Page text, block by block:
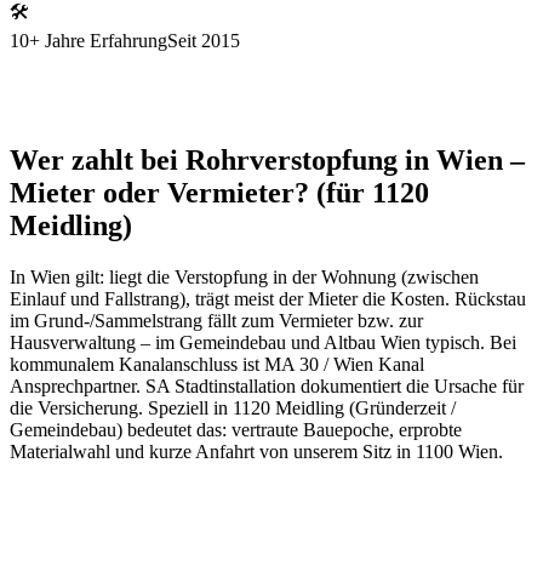
🛠
10+ Jahre ErfahrungSeit 2015
Wer zahlt bei Rohrverstopfung in Wien –
Mieter oder Vermieter? (für 1120
Meidling)
In Wien gilt: liegt die Verstopfung in der Wohnung (zwischen
Einlauf und Fallstrang), trägt meist der Mieter die Kosten. Rückstau
im Grund-/Sammelstrang fällt zum Vermieter bzw. zur
Hausverwaltung – im Gemeindebau und Altbau Wien typisch. Bei
kommunalem Kanalanschluss ist MA 30 / Wien Kanal
Ansprechpartner. SA Stadtinstallation dokumentiert die Ursache für
die Versicherung. Speziell in 1120 Meidling (Gründerzeit /
Gemeindebau) bedeutet das: vertraute Bauepoche, erprobte
Materialwahl und kurze Anfahrt von unserem Sitz in 1100 Wien.